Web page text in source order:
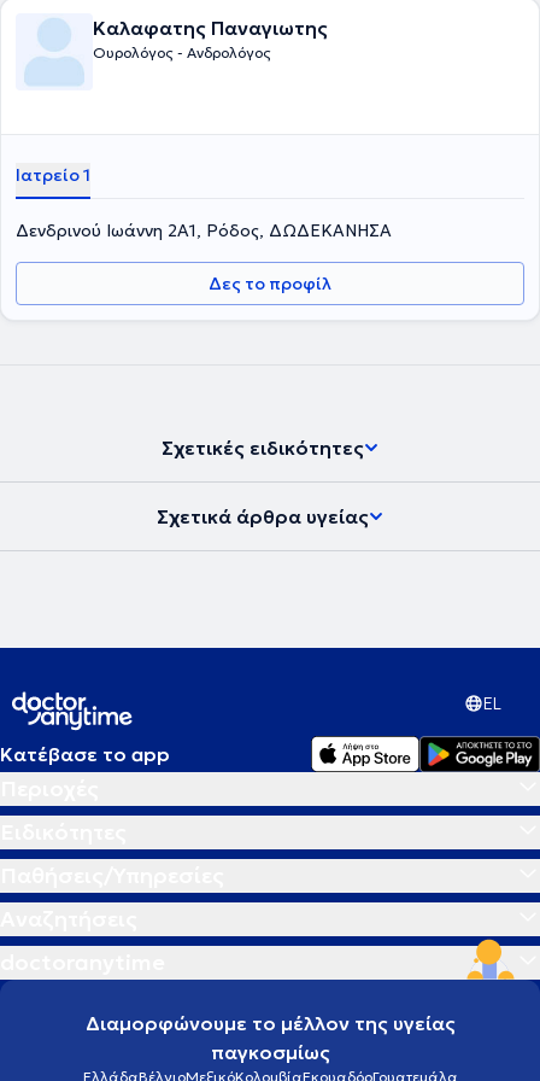
Καλαφατης Παναγιωτης
Ουρολόγος - Ανδρολόγος
Ιατρείο 1
Δενδρινού Ιωάννη 2Α1, Ρόδος, ΔΩΔΕΚΑΝΗΣΑ
Δες το προφίλ
Σχετικές ειδικότητες
Σχετικά άρθρα υγείας
EL
Κατέβασε το app
Διαμορφώνουμε το μέλλον της υγείας
παγκοσμίως
ΕλλάδαΒέλγιοΜεξικόΚολομβίαΕκουαδόρΓουατεμάλα